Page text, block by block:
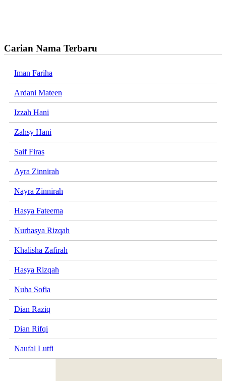
Carian Nama Terbaru
Iman Fariha
Ardani Mateen
Izzah Hani
Zahsy Hani
Saif Firas
Ayra Zinnirah
Nayra Zinnirah
Hasya Fateema
Nurhasya Rizqah
Khalisha Zafirah
Hasya Rizqah
Nuha Sofia
Dian Raziq
Dian Rifqi
Naufal Lutfi